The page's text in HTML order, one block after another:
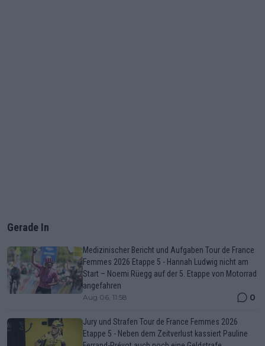
Gerade In
Medizinischer Bericht und Aufgaben Tour de France
Femmes 2026 Etappe 5 - Hannah Ludwig nicht am
Start – Noemi Rüegg auf der 5. Etappe von Motorrad
angefahren
Aug 06, 11:58 0
Jury und Strafen Tour de France Femmes 2026
Etappe 5 - Neben dem Zeitverlust kassiert Pauline